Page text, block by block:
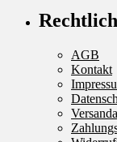
AGB
Kontakt